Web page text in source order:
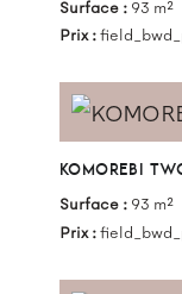
Surface : 93 m²
Prix :
KOMOREBI
Surface : 93 m²
Prix :